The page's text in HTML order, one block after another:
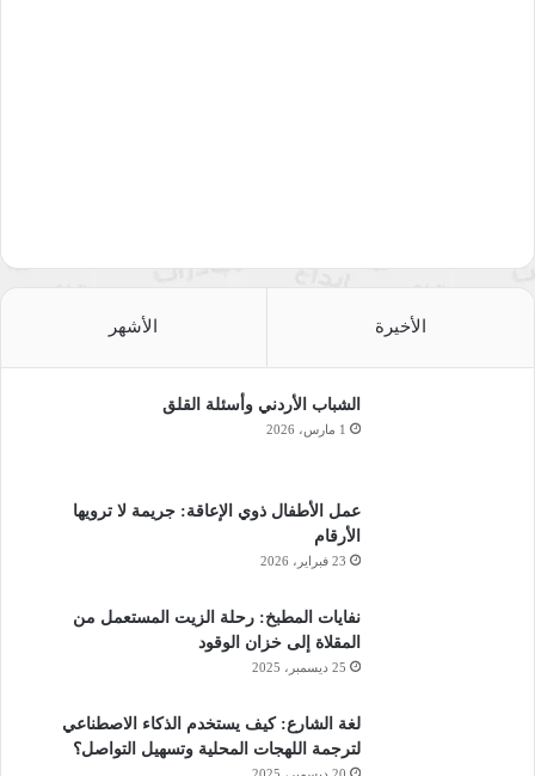
الأخيرة الأشهر
الشباب الأردني وأسئلة القلق
1 مارس، 2026
عمل الأطفال ذوي الإعاقة: جريمة لا ترويها
الأرقام
23 فبراير، 2026
نفايات المطبخ: رحلة الزيت المستعمل من
المقلاة إلى خزان الوقود
25 ديسمبر، 2025
لغة الشارع: كيف يستخدم الذكاء الاصطناعي
لترجمة اللهجات المحلية وتسهيل التواصل؟